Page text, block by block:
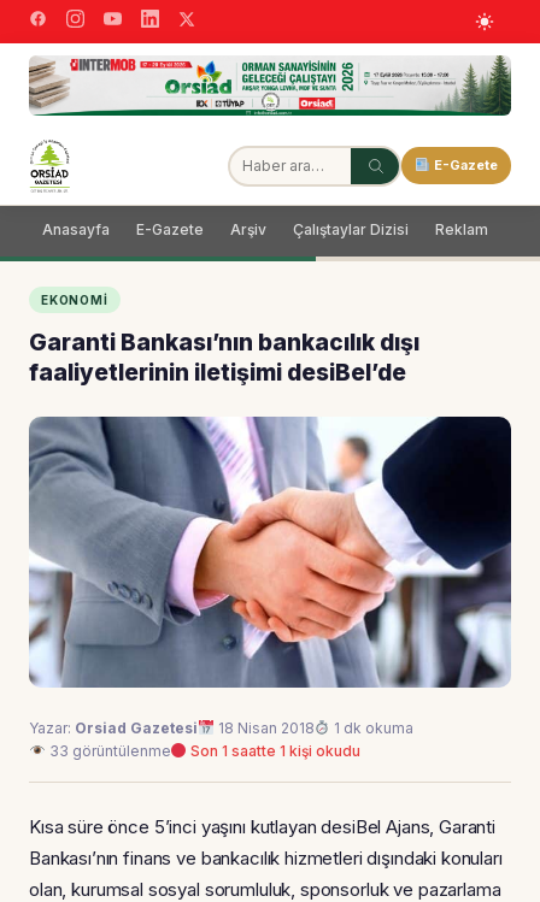
E-Gazete
Anasayfa E-Gazete Arşiv Çalıştaylar Dizisi Reklam
EKONOMI
Garanti Bankası’nın bankacılık dışı
faaliyetlerinin iletişimi desiBel’de
Yazar: Orsiad Gazetesi 18 Nisan 2018
1 dk okuma
33 görüntülenme
Son 1 saatte 1 kişi okudu
Kısa süre önce 5’inci yaşını kutlayan desiBel Ajans, Garanti
Bankası’nın finans ve bankacılık hizmetleri dışındaki konuları
olan, kurumsal sosyal sorumluluk, sponsorluk ve pazarlama